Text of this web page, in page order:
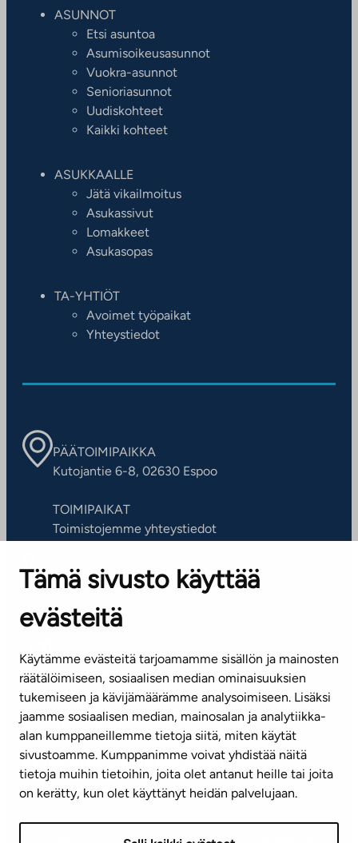
Tämä sivusto käyttää
evästeitä
Käytämme evästeitä tarjoamamme sisällön ja mainosten
räätälöimiseen, sosiaalisen median ominaisuuksien
tukemiseen ja kävijämäärämme analysoimiseen. Lisäksi
jaamme sosiaalisen median, mainosalan ja analytiikka-
alan kumppaneillemme tietoja siitä, miten käytät
sivustoamme. Kumppanimme voivat yhdistää näitä
tietoja muihin tietoihin, joita olet antanut heille tai joita
on kerätty, kun olet käyttänyt heidän palvelujaan.
ASUNNOT
Etsi asuntoa
Asumisoikeusasunnot
Vuokra-asunnot
Senioriasunnot
Uudiskohteet
Kaikki kohteet
ASUKKAALLE
Jätä vikailmoitus
Asukassivut
Lomakkeet
Asukasopas
TA-YHTIÖT
Avoimet työpaikat
Yhteystiedot
PÄÄTOIMIPAIKKA
Kutojantie 6-8, 02630 Espoo
TOIMIPAIKAT
Toimistojemme yhteystiedot
ASIAKASPALVELUKESKUS
Puh. 045 7734 3777
(arkisin klo 8-16)
info@ta.fi
Tilaa uutiskirje
Mediapankki
TietosuojaselosteSaavutettavuusseloste